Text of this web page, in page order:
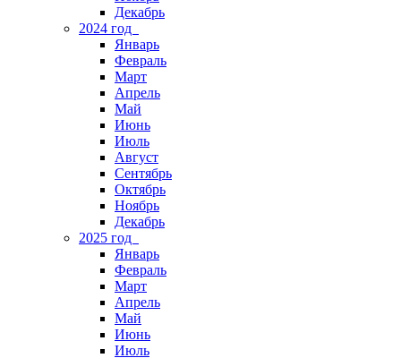
Декабрь
2024 год
Январь
Февраль
Март
Апрель
Май
Июнь
Июль
Август
Сентябрь
Октябрь
Ноябрь
Декабрь
2025 год
Январь
Февраль
Март
Апрель
Май
Июнь
Июль